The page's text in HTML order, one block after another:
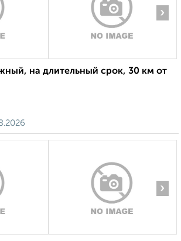
›
на длительный срок, 30 км от
›